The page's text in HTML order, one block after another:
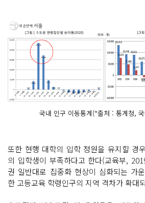
국내 인구 이동통계(*출처 : 통계청,
또한 현행 대학의 입학 정원을 유지할 경
의 입학생이 부족하다고 한다(교육부,
권 일반대로 집중화 현상이 심화되는 가
한 고등교육 학령인구의 지역 격차가 확대